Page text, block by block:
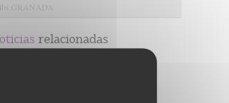
ibs.GRANADA
relacionadas